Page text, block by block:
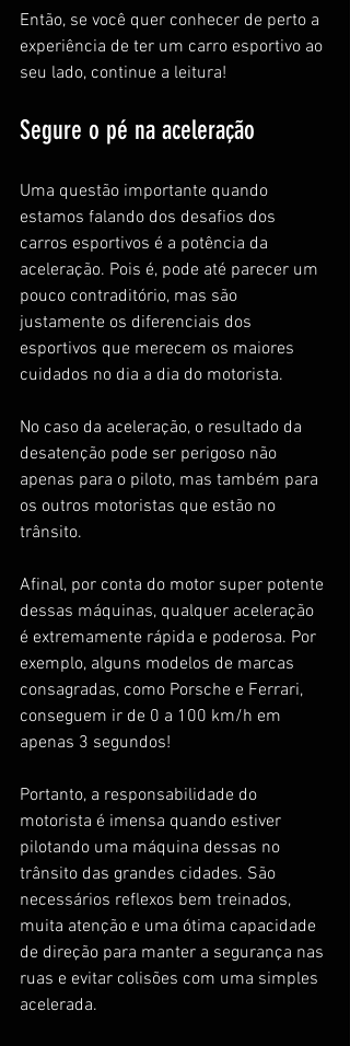
Então, se você quer conhecer de perto a
experiência de ter um carro esportivo ao
seu lado, continue a leitura!
Segure o pé na aceleração
Uma questão importante quando
estamos falando dos desafios dos
carros esportivos é a potência da
aceleração. Pois é, pode até parecer um
pouco contraditório, mas são
justamente os diferenciais dos
esportivos que merecem os maiores
cuidados no dia a dia do motorista.
No caso da aceleração, o resultado da
desatenção pode ser perigoso não
apenas para o piloto, mas também para
os outros motoristas que estão no
trânsito.
Afinal, por conta do motor super potente
dessas máquinas, qualquer aceleração
é extremamente rápida e poderosa. Por
exemplo, alguns modelos de marcas
consagradas, como Porsche e Ferrari,
conseguem ir de 0 a 100 km/h em
apenas 3 segundos!
Portanto, a responsabilidade do
motorista é imensa quando estiver
pilotando uma máquina dessas no
trânsito das grandes cidades. São
necessários reflexos bem treinados,
muita atenção e uma ótima capacidade
de direção para manter a segurança nas
ruas e evitar colisões com uma simples
acelerada.